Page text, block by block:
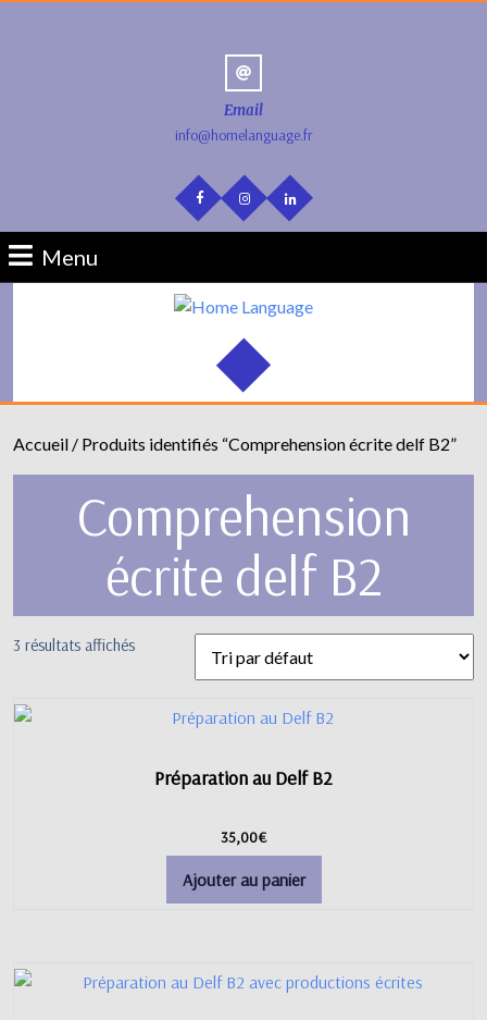
Email
info@homelanguage.fr
Menu
Accueil / Produits identifiés “Comprehension écrite delf B2”
Comprehension
écrite delf B2
3 résultats affichés
Préparation au Delf B2
35,00€
Ajouter au panier